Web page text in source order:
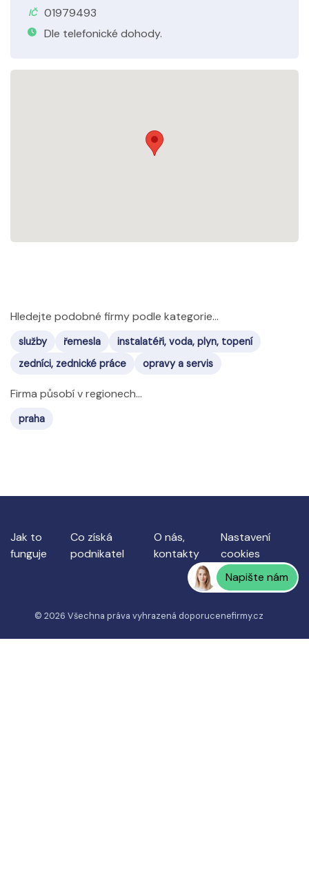
IČ
01979493
Dle telefonické dohody.
Hledejte podobné firmy podle kategorie...
služby řemesla
instalatéři, voda, plyn, topení
zedníci, zednické práce
opravy a servis
Firma působí v regionech...
praha
Jak to
funguje
Co získá
podnikatel
O nás,
kontakty
Nastavení
cookies
Napište nám
© 2026 Všechna práva vyhrazená doporucenefirmy.cz